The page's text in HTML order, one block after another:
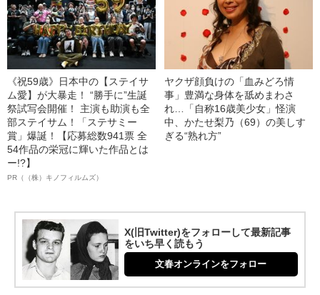
《祝59歳》日本中の【ステイサ
ム愛】が大暴走！ “勝手に”生誕
祭試写会開催！ 主演も助演も全
部ステイサム！「ステサミー
賞」爆誕！【応募総数941票 全
54作品の栄冠に輝いた作品とは
ー!?】
PR（（株）キノフィルムズ）
ヤクザ顔負けの「血みどろ情
事」豊満な身体を舐めまわさ
れ…「自称16歳美少女」怪演
中、かたせ梨乃（69）の美しす
ぎる“熟れ方”
X(旧Twitter)をフォローして最新記事
をいち早く読もう
文春オンラインをフォロー